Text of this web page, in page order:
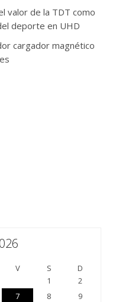
valor de la TDT como
deporte en UHD
cargador magnético
V S
D
1
2
7 8
9